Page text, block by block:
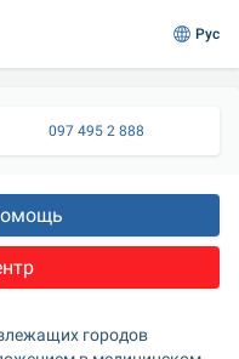
Рус
097 495 2 888
городов